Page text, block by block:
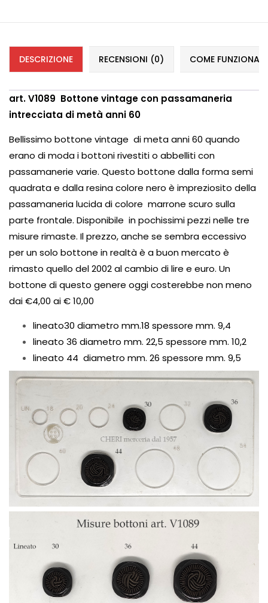
DESCRIZIONE RECENSIONI (0) COME
art. V1089 Bottone vintage con passamaneria
intrecciata di metà anni 60
Bellissimo bottone vintage di meta anni 60 quando
erano di moda i bottoni rivestiti o abbelliti con
passamanerie varie. Questo bottone dalla forma semi
quadrata e dalla resina colore nero è impreziosito della
passamaneria lucida di colore marrone scuro sulla
parte frontale. Disponibile in pochissimi pezzi nelle tre
misure rimaste. Il prezzo, anche se sembra eccessivo
per un solo bottone in realtà è a buon mercato è
rimasto quello del 2002 al cambio di lire e euro. Un
bottone di questo genere oggi costerebbe non meno
dai €4,00 ai € 10,00
lineato30 diametro mm.18 spessore mm. 9,4
lineato 36 diametro mm. 22,5 spessore mm. 10,2
lineato 44 diametro mm. 26 spessore mm. 9,5